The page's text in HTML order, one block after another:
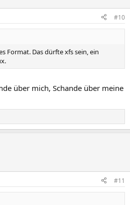
#10
Format. Das dürfte xfs sein, ein
über mich, Schande über meine
#11